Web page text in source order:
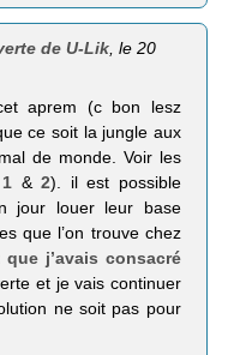
de U-Lik, le 20
aprem (c bon lesz
ce soit la jungle aux
de monde. Voir les
1 &2). il est possible
jour louer leur base
que l’on trouve chez
j’avais consacré
et je vais continuer
ne soit pas pour